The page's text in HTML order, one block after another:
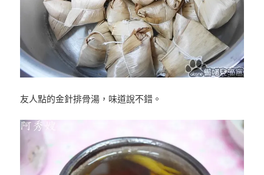
友人點的金針排骨湯，味道說不錯。